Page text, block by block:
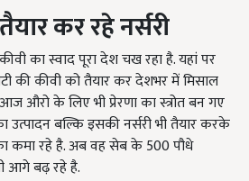
कर रहे नर्सरी
का स्वाद पूरा देश चख रहा है. यहां पर
की कीवी को तैयार कर देशभर में मिसाल
औरो के लिए भी प्रेरणा का स्त्रोत बन गए
बल्कि इसकी नर्सरी भी तैयार करके
कमा रहे है. अब वह सेब के 500 पौधे
आगे बढ़ रहे है.